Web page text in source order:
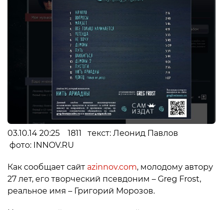
03.10.14 20:25 1811 текст: Леонид Павлов
фото: INNOV.RU
Как сообщает сайт azinnov.com, молодому автору
27 лет, его творческий псевдоним – Greg Frost,
реальное имя – Григорий Морозов.